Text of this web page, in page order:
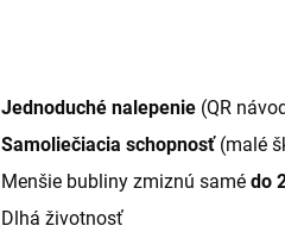
Jednoduché nalepenie (QR
Samoliečiacia schopnosť(malé
Menšie bubliny zmiznú samé do
Dlhá životnosť